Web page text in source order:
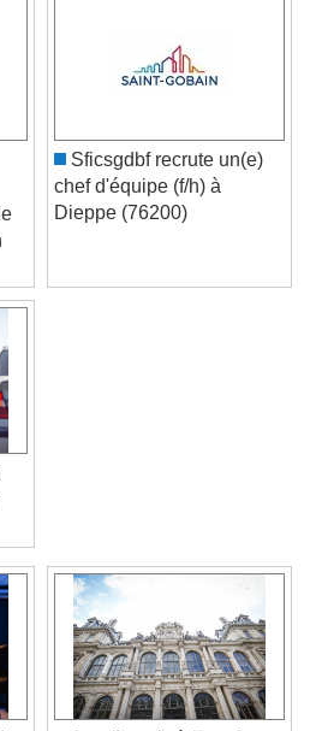
Skip Forward
Sficsgdbf recrute un(e)
chef d'équipe (f/h) à